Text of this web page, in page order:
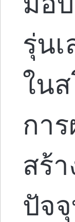
รุ่น
ใน
กา
สร้
ปัจ